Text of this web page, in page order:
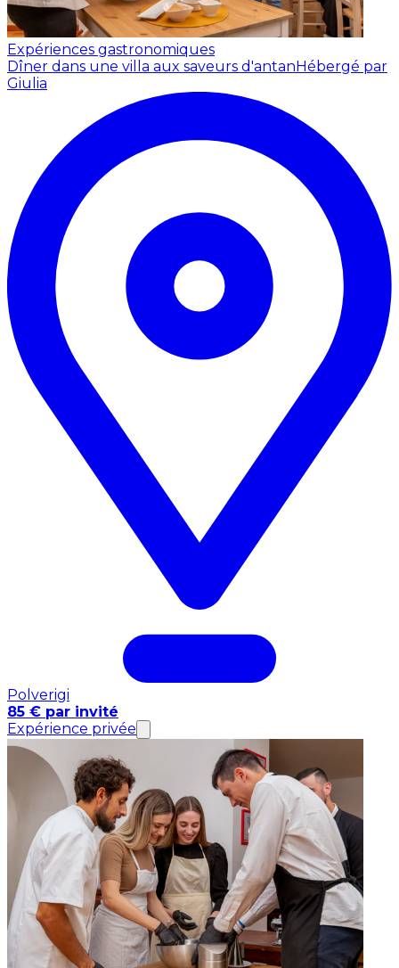
Expériences gastronomiques
Dîner dans une villa aux saveurs d'antanHébergé par
Giulia
Polverigi
85 € par invité
Expérience privée